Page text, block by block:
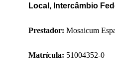
Local, Intercâmbio
Prestador: Mosaicum
Matrícula: 51004352-0